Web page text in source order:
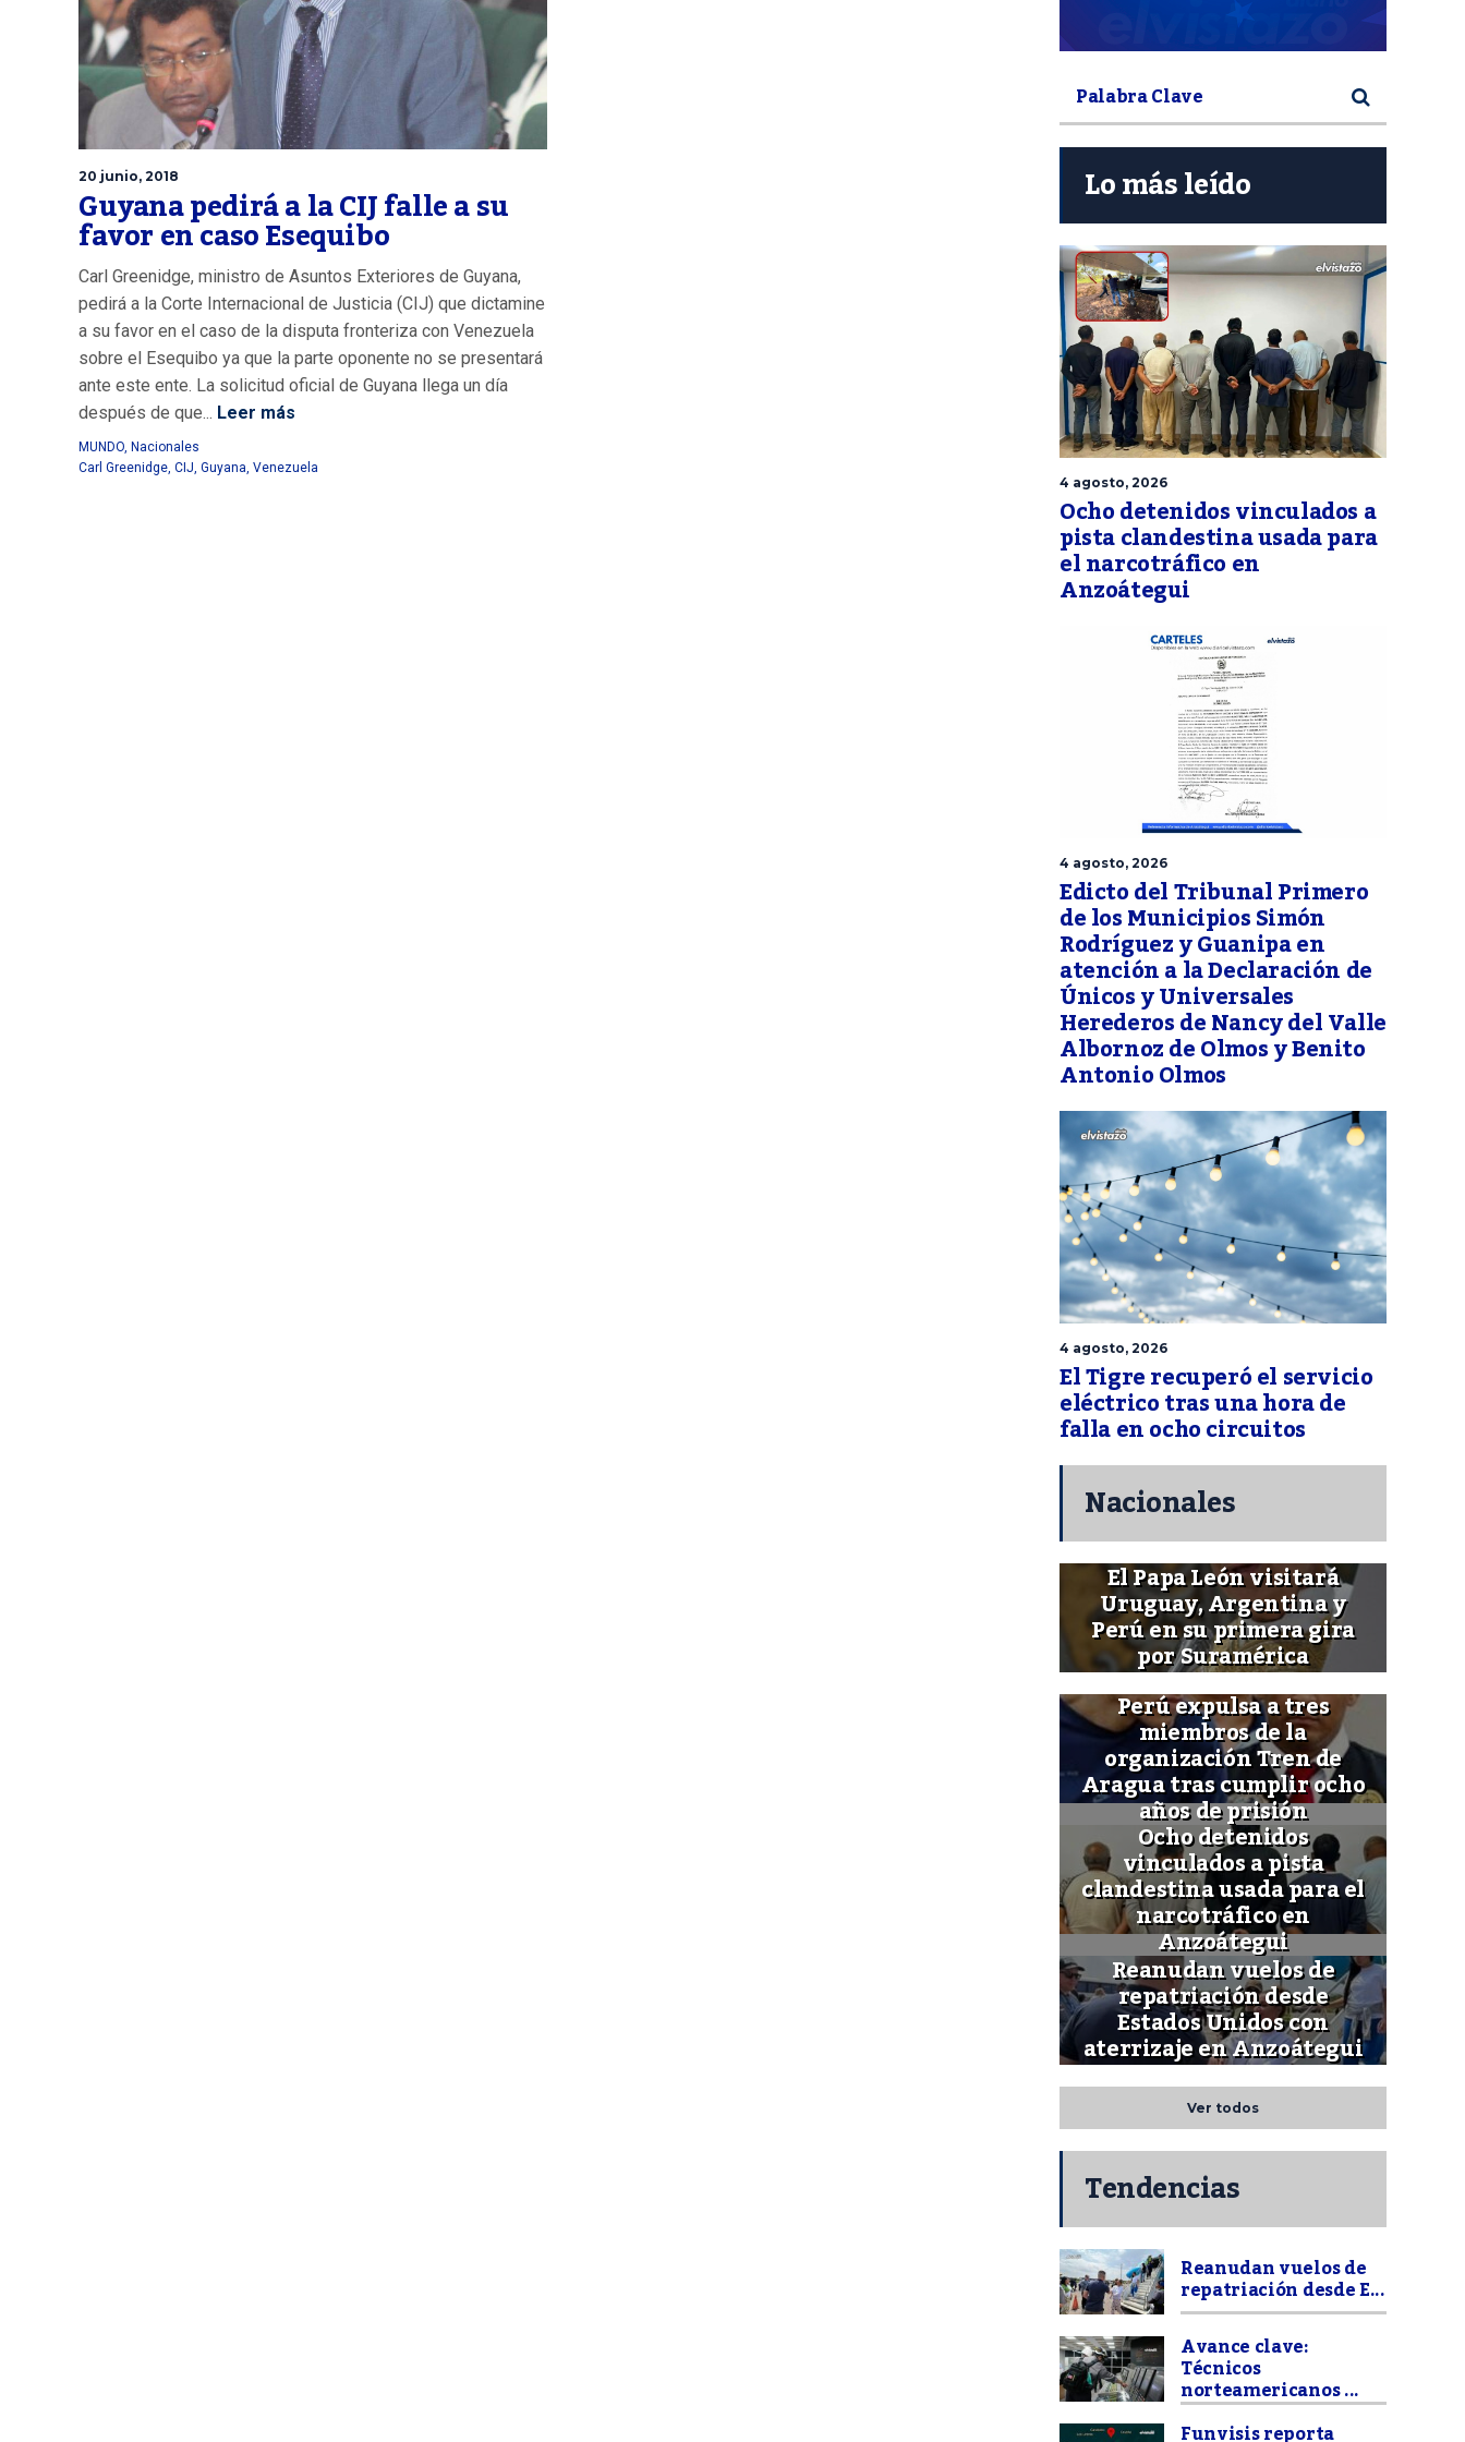
20 junio, 2018
Guyana pedirá a la CIJ falle a su
favor en caso Esequibo
Carl Greenidge, ministro de Asuntos Exteriores de Guyana,
pedirá a la Corte Internacional de Justicia (CIJ) que dictamine
a su favor en el caso de la disputa fronteriza con Venezuela
sobre el Esequibo ya que la parte oponente no se presentará
ante este ente. La solicitud oficial de Guyana llega un día
después de que... Leer más
MUNDO Nacionales
Carl Greenidge CIJ Guyana Venezuela
Lo más leído
4 agosto, 2026
Ocho detenidos vinculados a
pista clandestina usada para
el narcotráfico en
Anzoátegui
4 agosto, 2026
Edicto del Tribunal Primero
de los Municipios Simón
Rodríguez y Guanipa en
atención a la Declaración de
Únicos y Universales
Herederos de Nancy del Valle
Albornoz de Olmos y Benito
Antonio Olmos
4 agosto, 2026
El Tigre recuperó el servicio
eléctrico tras una hora de
falla en ocho circuitos
Nacionales
El Papa León visitará
Uruguay, Argentina y
Perú en su primera gira
por Suramérica
Perú expulsa a tres
miembros de la
organización Tren de
Aragua tras cumplir ocho
años de prisión
Ocho detenidos
vinculados a pista
clandestina usada para el
narcotráfico en
Anzoátegui
Reanudan vuelos de
repatriación desde
Estados Unidos con
aterrizaje en Anzoátegui
Ver todos
Tendencias
Reanudan vuelos de
repatriación desde E...
Avance clave:
Técnicos
norteamericanos ...
Funvisis reporta